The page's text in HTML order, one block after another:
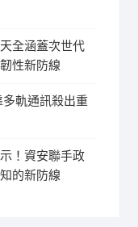
全涵蓋次世代
性新防線
軌通訊殺出重
！資安聯手政
的新防線